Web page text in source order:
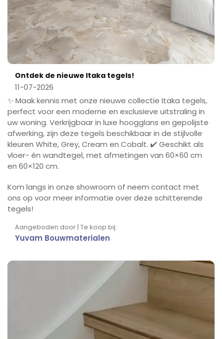
Ontdek de nieuwe Itaka tegels!
11-07-2026
✨ Maak kennis met onze nieuwe collectie Itaka tegels,
perfect voor een moderne en exclusieve uitstraling in
uw woning. Verkrijgbaar in luxe hoogglans en gepolijste
afwerking, zijn deze tegels beschikbaar in de stijlvolle
kleuren White, Grey, Cream en Cobalt. ✔️ Geschikt als
vloer- én wandtegel, met afmetingen van 60×60 cm
en 60×120 cm.
Kom langs in onze showroom of neem contact met
ons op voor meer informatie over deze schitterende
tegels!
Aangeboden door | Te koop bij:
Yuvam Bouwmaterialen